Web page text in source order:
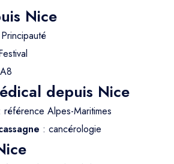
Nice
depuis Nice
référence Alpes-Maritimes
: cancérologie